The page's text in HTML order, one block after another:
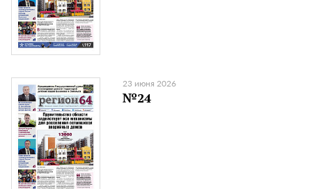
23 июня 2026
№24